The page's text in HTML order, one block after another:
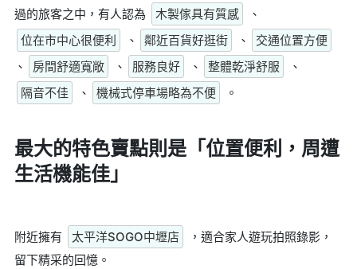
過的旅客之中，有人認為
木製傢具有質感
、
位在市中心很便利
、 鄰近百貨好逛街 、
交通位置方便
、
房間舒適寬敞 、 服務良好 、 整體乾淨舒服
、
隔音不佳
、 機械式停車場略為不便 。
最大的特色賣點則是「位置便利，周遭
生活機能佳」
附近擁有 太平洋SOGO中壢店
，適合家人遊玩拍照錄影，
留下精采的回憶。